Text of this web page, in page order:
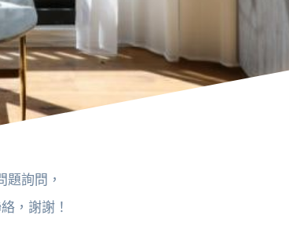
詢問，
，謝謝！